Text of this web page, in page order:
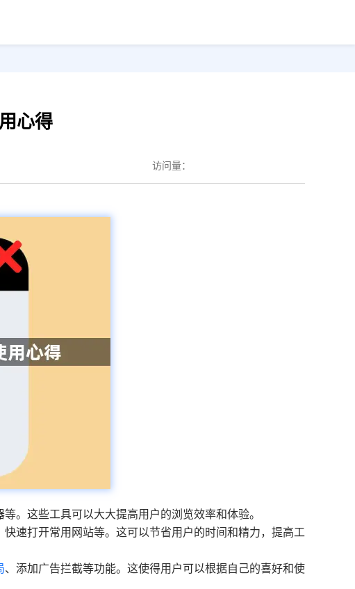
心得
访问量：
等。这些工具可以大大提高用户的浏览效率和体验。
快速打开常用网站等。这可以节省用户的时间和精力，提高工
、添加广告拦截等功能。这使得用户可以根据自己的喜好和使